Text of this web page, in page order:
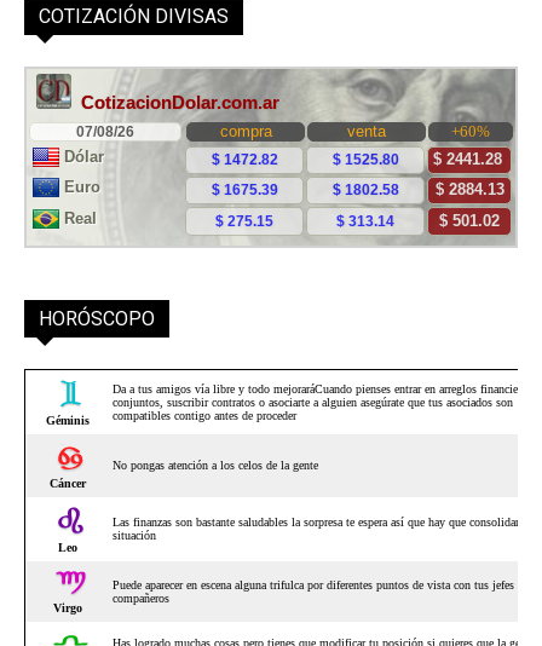
COTIZACIÓN DIVISAS
HORÓSCOPO